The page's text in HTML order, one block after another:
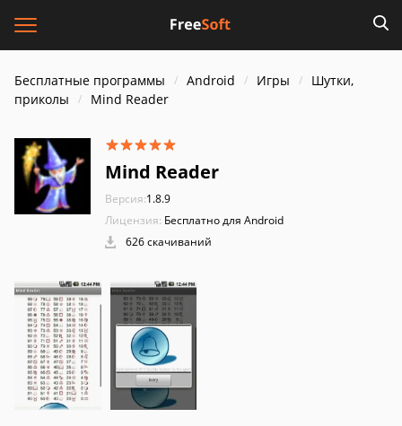
Бесплатные программы Android Игры
Шутки,
приколы
Mind Reader
Mind Reader
Версия:1.8.9
Лицензия: Бесплатно для Android
626 скачиваний